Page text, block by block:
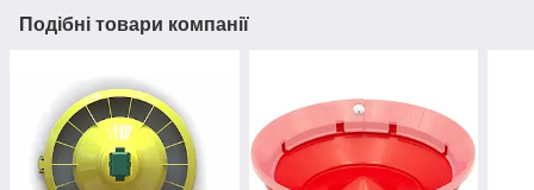
Подібні товари компанії